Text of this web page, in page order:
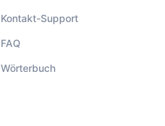
Kontakt-Support
FAQ
Wörterbuch